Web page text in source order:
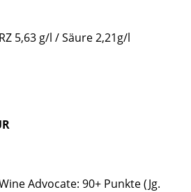
5,63 g/l / Säure 2,21g/l
Advocate: 90+ Punkte (Jg.